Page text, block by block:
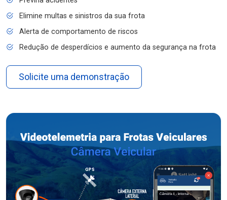
Elimine multas e sinistros da sua frota
Alerta de comportamento de riscos
Redução de desperdícios e aumento da segurança na frota
Solicite uma demonstração